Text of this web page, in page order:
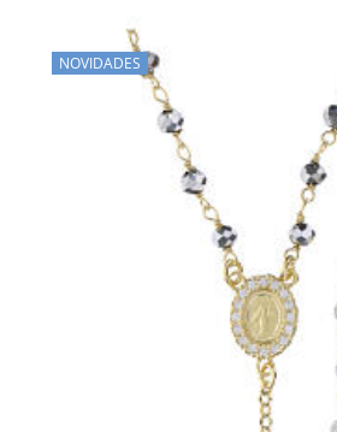
NOVIDADES